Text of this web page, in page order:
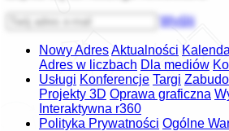
Wyślij
Nowy AdresAktualności
Adres w liczbach Dla mediów
Usługi Konferencje Targi
Projekty 3D Oprawa graficzna
Interaktywna r360
Polityka Prywatności Ogólne